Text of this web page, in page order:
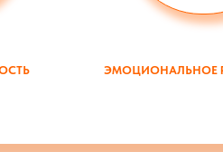
ЭМОЦИОНАЛЬНОЕ